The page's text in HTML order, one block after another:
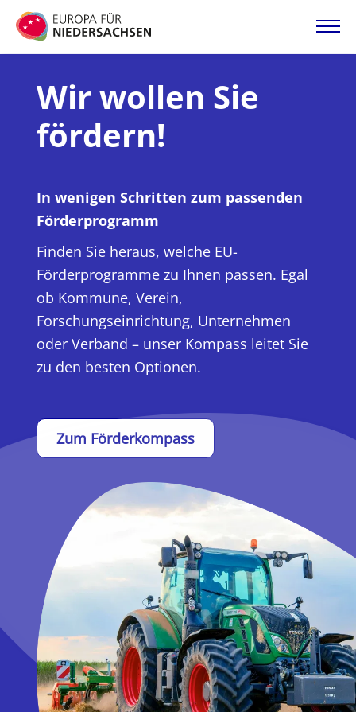
Direkt
zum
Inhalt
Startseite
Projektatlas
Förderangebote
Magazin
Wir wollen Sie
fördern!
In wenigen Schritten zum passenden
Förderprogramm
Finden Sie heraus, welche EU-
Förderprogramme zu Ihnen passen. Egal
ob Kommune, Verein,
Forschungseinrichtung, Unternehmen
oder Verband – unser Kompass leitet Sie
zu den besten Optionen.
Zum Förderkompass